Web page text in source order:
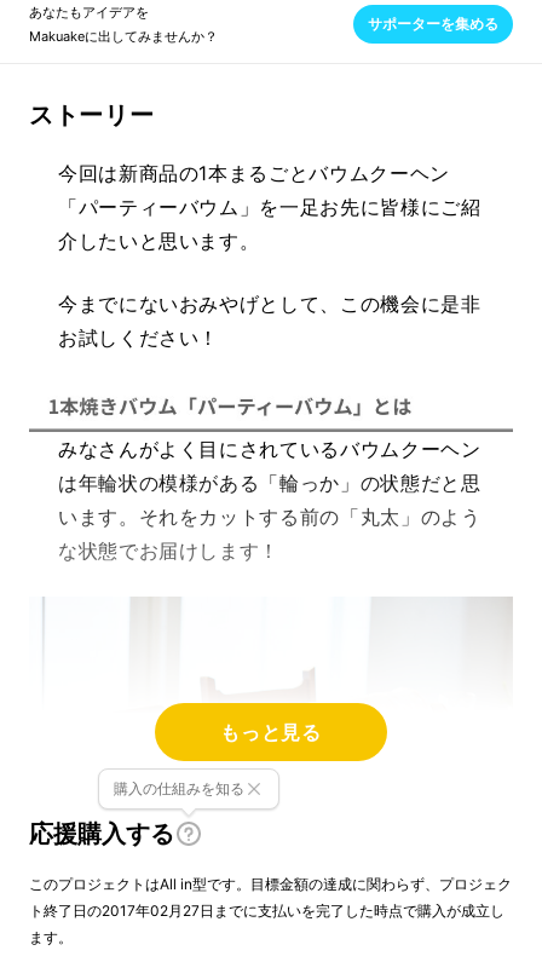
あなたもアイデアを
Makuakeに出してみませんか？
サポーターを集める
ストーリー
今回は新商品の1本まるごとバウムクーヘン
「パーティーバウム」を一足お先に皆様にご紹
介したいと思います。
今までにないおみやげとして、この機会に是非
お試しください！
みなさんがよく目にされているバウムクーヘン
は年輪状の模様がある「輪っか」の状態だと思
います。それをカットする前の「丸太」のよう
な状態でお届けします！
もっと見る
応援購入する
購入の仕組みを知る
このプロジェクトはAll in型です。目標金額の達成に関わらず、プロジェク
ト終了日の2017年02月27日までに支払いを完了した時点で購入が成立し
ます。